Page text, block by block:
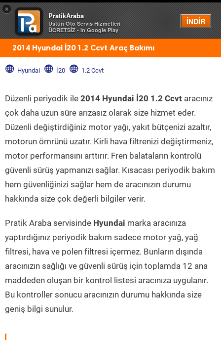
×
PratikAraba
Üstün Oto Servis Hizmetleri
ÜCRETSİZ - In Google Play
İNDİR
Menü
2014 Hyundai İ20 1.2 Ccvt Araç Bakımı
Hyundai İ20 1.2 Ccvt
Düzenli periyodik ile 2014 Hyundai İ20 1.2 Ccvt aracınız
çok daha uzun süre arızasız olarak size hizmet eder.
Düzenli değiştirdiğiniz motor yağı, yakıt bütçenizi azaltır,
motorun ömrünü uzatır. Kirli hava filtrenizi değiştirmeniz,
motor performansını arttırır. Fren balataların kontrolü
güvenli sürüş yapmanızı sağlar. Kısacası periyodik bakım
hem güvenliğinizi sağlar hem de aracınızın durumu
hakkında size çok değerli bilgiler verir.
Pratik Araba servisinde Hyundai marka aracınıza
yaptırdığınız periyodik bakım sadece motor yağ, yağ
filtresi, hava ve polen filtresi içermez. Bunların dışında
aracınızın sağlığı ve güvenli sürüş için toplamda 12 ana
maddeden oluşan bir kontrol listesi aracınıza uygulanır.
Bu kontroller sonucu aracınızın durumu hakkında size
geniş bilgi sunulur.